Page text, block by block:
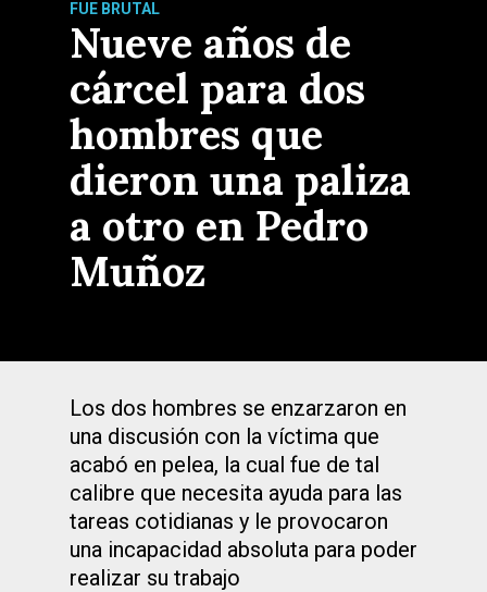
FUE BRUTAL
Nueve años de
cárcel para dos
hombres que
dieron una paliza
a otro en Pedro
Muñoz
Los dos hombres se enzarzaron en
una discusión con la víctima que
acabó en pelea, la cual fue de tal
calibre que necesita ayuda para las
tareas cotidianas y le provocaron
una incapacidad absoluta para poder
realizar su trabajo